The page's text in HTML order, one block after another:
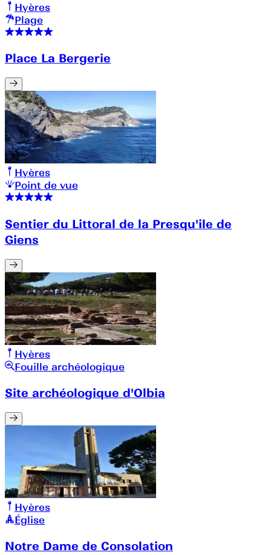
Hyères
Plage
Place La Bergerie
Hyères
Point de vue
Sentier du Littoral de la Presqu'ile de
Giens
Hyères
Fouille archéologique
Site archéologique d'Olbia
Hyères
Église
Notre Dame de Consolation